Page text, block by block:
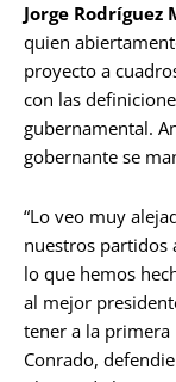
Jorge Rodríguez
quien
proyecto a
con las
gubernamental.
gobernante se
“Lo veo muy
nuestros partidos
lo que hemos
al mejor
tener a la primera
Conrado,